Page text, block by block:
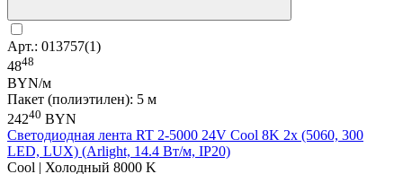
Арт.: 013757(1)
4848
BYN/м
Пакет (полиэтилен): 5 м
24240 BYN
Светодиодная лента RT 2-5000 24V Cool 8K 2x (5060, 300
LED, LUX) (Arlight, 14.4 Вт/м, IP20)
Cool | Холодный 8000 K